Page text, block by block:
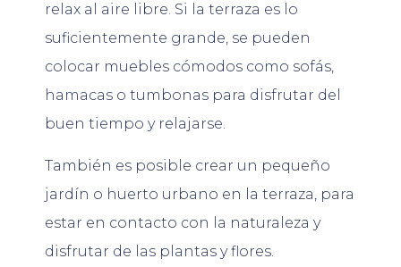
relax al aire libre. Si la terraza es lo
suficientemente grande, se pueden
colocar muebles cómodos como sofás,
hamacas o tumbonas para disfrutar del
buen tiempo y relajarse.
También es posible crear un pequeño
jardín o huerto urbano en la terraza, para
estar en contacto con la naturaleza y
disfrutar de las plantas y flores.